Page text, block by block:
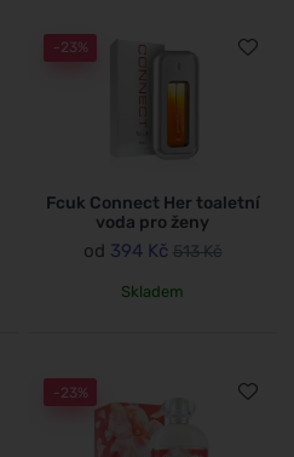
-23%
Fcuk Connect Her toaletní
voda pro ženy
od 394 Kč 513 Kč
Skladem
-23%